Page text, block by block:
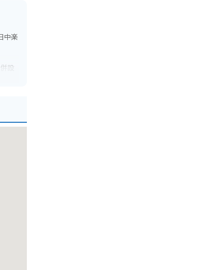
中楽
設